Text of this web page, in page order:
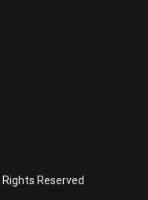
Reserved